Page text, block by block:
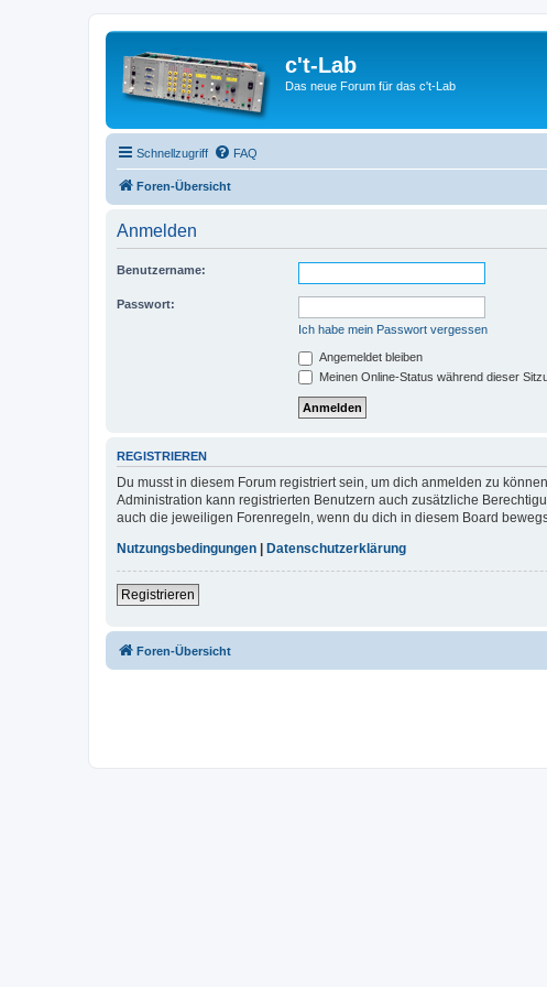
c't-Lab
Das neue Forum für das c't-Lab
Schnellzugriff FAQ
Foren-Übersicht
Anmelden
Benutzername:
Passwort:
Ich habe mein Passwort vergessen
Angemeldet bleiben
Meinen Online-Status während dieser
REGISTRIEREN
Du musst in diesem Forum registriert sein, um dich anmelden zu
Administration kann registrierten Benutzern auch zusätzliche
auch die jeweiligen Forenregeln, wenn du dich in diesem Board
Nutzungsbedingungen | Datenschutzerklärung
Registrieren
Foren-Übersicht